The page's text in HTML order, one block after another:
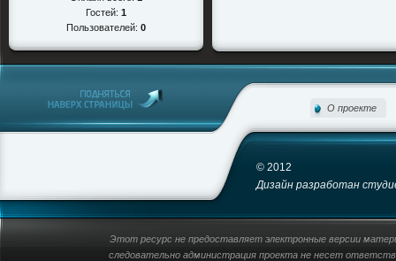
Гостей: 1
Пользователей: 0
О проекте
© 2012
Дизайн разработан
Этот ресурс не предоставляет электронные версии
следовательно администрация проекта не несет